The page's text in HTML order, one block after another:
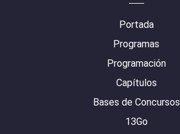
Portada
Programas
Programación
Capítulos
Bases de Concursos
13Go